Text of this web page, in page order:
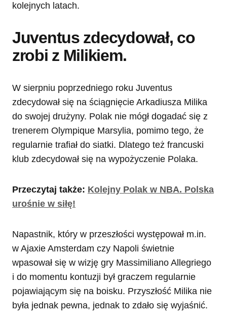
kolejnych latach.
Juventus zdecydował, co
zrobi z Milikiem.
W sierpniu poprzedniego roku Juventus
zdecydował się na ściągnięcie Arkadiusza Milika
do swojej drużyny. Polak nie mógł dogadać się z
trenerem Olympique Marsylia, pomimo tego, że
regularnie trafiał do siatki. Dlatego też francuski
klub zdecydował się na wypożyczenie Polaka.
Przeczytaj także: Kolejny Polak w NBA. Polska
urośnie w siłę!
Napastnik, który w przeszłości występował m.in.
w Ajaxie Amsterdam czy Napoli świetnie
wpasował się w wizję gry Massimiliano Allegriego
i do momentu kontuzji był graczem regularnie
pojawiającym się na boisku. Przyszłość Milika nie
była jednak pewna, jednak to zdało się wyjaśnić.